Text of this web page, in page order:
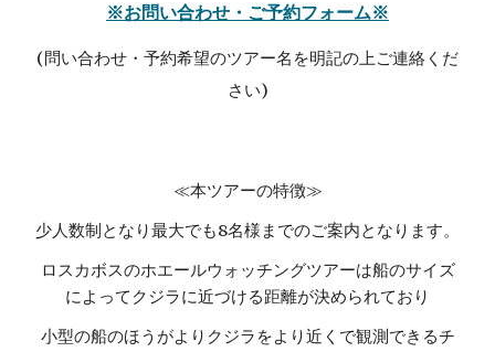
※お問い合わせ・ご予約フォーム※
(問い合わせ・予約希望のツアー名を明記の上ご連絡くだ
さい)
≪本ツアーの特徴≫
少人数制となり最大でも8名様までのご案内となります。
ロスカボスのホエールウォッチングツアーは船のサイズ
によってクジラに近づける距離が決められており
小型の船のほうがよりクジラをより近くで観測できるチ